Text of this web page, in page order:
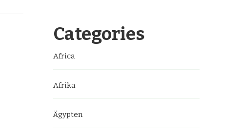
Categories
Africa
Afrika
Ägypten